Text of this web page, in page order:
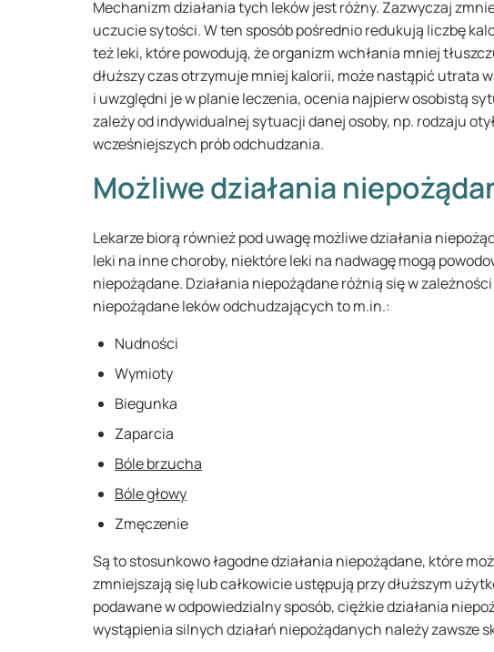
Mechanizm działania tych leków jest różny. Zazwyczaj
uczucie sytości. W ten sposób pośrednio redukują liczbę
też leki, które powodują, że organizm wchłania mniej
dłuższy czas otrzymuje mniej kalorii, może nastąpić utrata
i uwzględni je w planie leczenia, ocenia najpierw osobistą
zależy od indywidualnej sytuacji danej osoby, np. rodzaju
wcześniejszych prób odchudzania.
Możliwe działania
Lekarze biorą również pod uwagę możliwe działania
leki na inne choroby, niektóre leki na nadwagę mogą
niepożądane. Działania niepożądane różnią się w
niepożądane leków odchudzających to m.in.:
Nudności
Wymioty
Biegunka
Zaparcia
Bóle brzucha
Bóle głowy
Zmęczenie
Są to stosunkowo łagodne działania niepożądane, które
zmniejszają się lub całkowicie ustępują przy dłuższym
podawane w odpowiedzialny sposób, ciężkie działania
wystąpienia silnych działań niepożądanych należy zawsze